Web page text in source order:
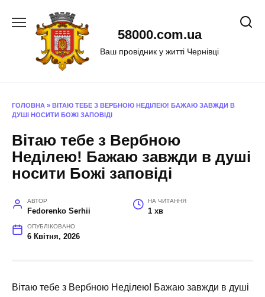
58000.com.ua
Ваш провідник у житті Чернівці
ГОЛОВНА » ВІТАЮ ТЕБЕ З ВЕРБНОЮ НЕДІЛЕЮ! БАЖАЮ ЗАВЖДИ В
ДУШІ НОСИТИ БОЖІ ЗАПОВІДІ
Вітаю тебе з Вербною
Неділею! Бажаю завжди в душі
носити Божі заповіді
АВТОР
Fedorenko Serhii
НА ЧИТАННЯ
1 хв
ОПУБЛІКОВАНО
6 Квітня, 2026
Вітаю тебе з Вербною Неділею! Бажаю завжди в душі